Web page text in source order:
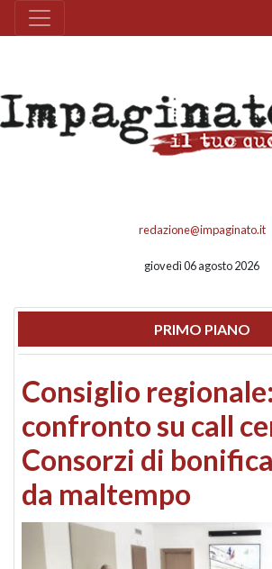
redazione@impaginato.it
giovedì 06 agosto 2026
PRIMO PIANO
Consiglio regionale:
confronto su call
Consorzi di
da maltempo